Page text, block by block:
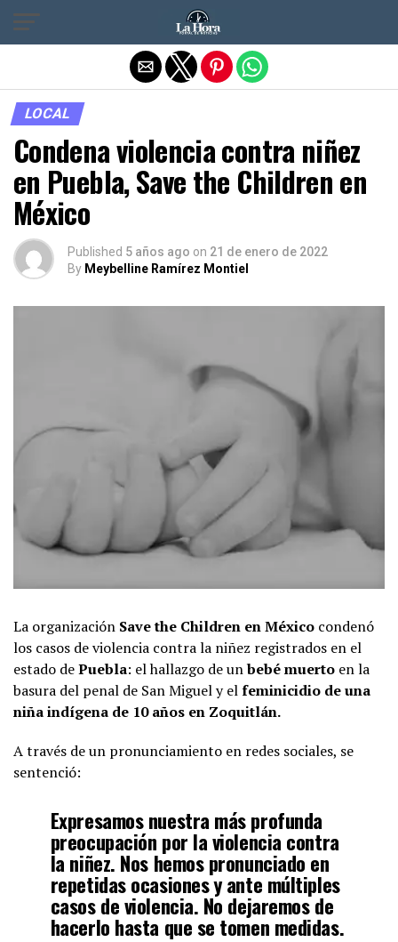
LOCAL
Condena violencia contra niñez
en Puebla, Save the Children en
México
Published 5 años ago on 21 de enero de 2022
By Meybelline Ramírez Montiel
La organización Save the Children en México condenó
los casos de violencia contra la niñez registrados en el
estado dePuebla: el hallazgo de unbebé muerto en la
basura del penal de San Miguel y elfeminicidio de una
niña indígena de 10 años en Zoquitlán.
A través de un pronunciamiento en redes sociales, se
sentenció:
Expresamos nuestra más profunda
preocupación por la violencia contra
la niñez. Nos hemos pronunciado en
repetidas ocasiones y ante múltiples
casos de violencia. No dejaremos de
hacerlo hasta que se tomen medidas.
Salir de la versión móvil